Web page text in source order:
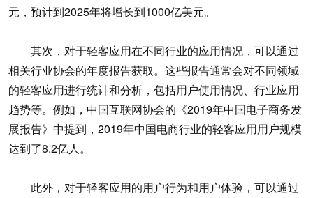
元，预计到2025年将增长到1000亿美元。
其次，对于轻客应用在不同行业的应用情况，可以通过
相关行业协会的年度报告获取。这些报告通常会对不同领域
的轻客应用进行统计和分析，包括用户使用情况、行业应用
趋势等。例如，中国互联网协会的《2019年中国电子商务发
展报告》中提到，2019年中国电商行业的轻客应用用户规模
达到了8.2亿人。
此外，对于轻客应用的用户行为和用户体验，可以通过